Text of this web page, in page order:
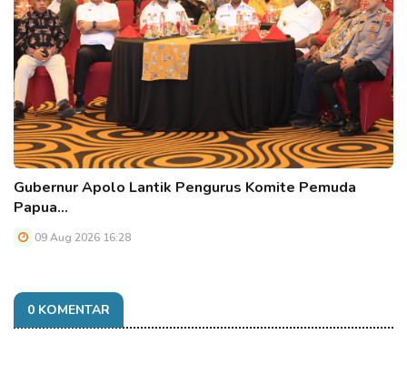
Gubernur Apolo Lantik Pengurus Komite Pemuda
Papua…
09 Aug 2026 16:28
0 KOMENTAR